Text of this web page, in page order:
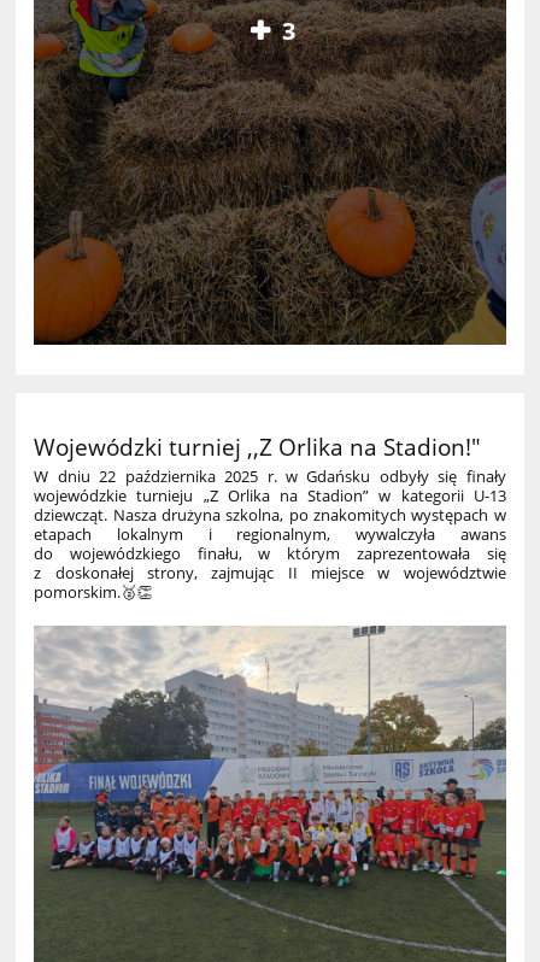
3
Wojewódzki turniej ,,Z Orlika na Stadion!"
W dniu 22 października 2025 r. w Gdańsku odbyły się finały
wojewódzkie turnieju „Z Orlika na Stadion” w kategorii U-13
dziewcząt. Nasza drużyna szkolna, po znakomitych występach w
etapach lokalnym i regionalnym, wywalczyła awans
do wojewódzkiego finału, w którym zaprezentowała się
z doskonałej strony, zajmując II miejsce w województwie
pomorskim.🥈👏